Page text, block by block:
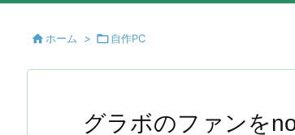
 ホーム > 自作PC
グラボのファンを